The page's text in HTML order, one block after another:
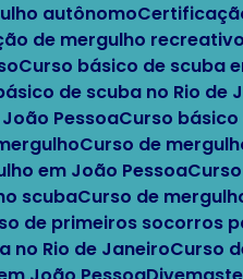
autônomo
de mergulho recreativo
Curso básico de scuba
básico de scuba no Rio de
Pessoa
Curso
Curso de
em João Pessoa
scuba
Curso de
de primeiros socorros
no Rio de Janeiro Curso